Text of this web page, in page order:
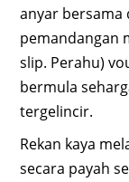
anyar bersama
pemandangan
slip. Perahu)
bermula
tergelincir.
Rekan kaya
secara payah